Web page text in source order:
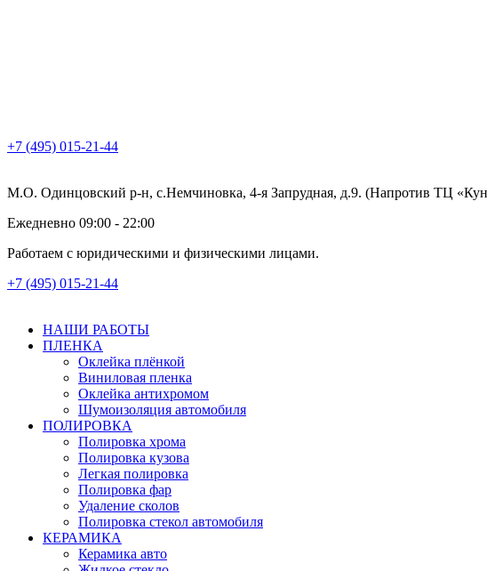
+7 (495) 015-21-44
М.О. Одинцовский р-н, с.Немчиновка, 4-я Запрудная, д.9. (Напротив ТЦ
Ежедневно 09:00 - 22:00
Работаем с юридическими и физическими лицами.
+7 (495) 015-21-44
НАШИ РАБОТЫ
ПЛЕНКА
Оклейка плёнкой
Виниловая пленка
Оклейка антихромом
Шумоизоляция автомобиля
ПОЛИРОВКА
Полировка хрома
Полировка кузова
Легкая полировка
Полировка фар
Удаление сколов
Полировка стекол автомобиля
КЕРАМИКА
Керамика авто